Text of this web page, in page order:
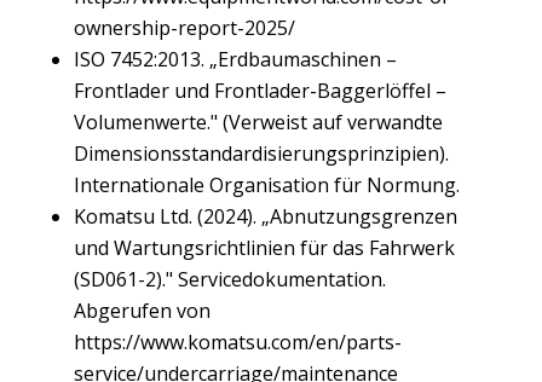
ownership-report-2025/
ISO 7452:2013. „Erdbaumaschinen –
Frontlader und Frontlader-Baggerlöffel –
Volumenwerte." (Verweist auf verwandte
Dimensionsstandardisierungsprinzipien).
Internationale Organisation für Normung.
Komatsu Ltd. (2024). „Abnutzungsgrenzen
und Wartungsrichtlinien für das Fahrwerk
(SD061-2)." Servicedokumentation.
Abgerufen von
https://www.komatsu.com/en/parts-
service/undercarriage/maintenance